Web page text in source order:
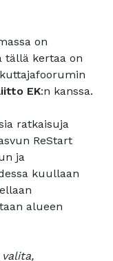
on
tällä kertaa on
EK:n kanssa.
ratkaisuja
ReStart
ja
kuullaan
alueen